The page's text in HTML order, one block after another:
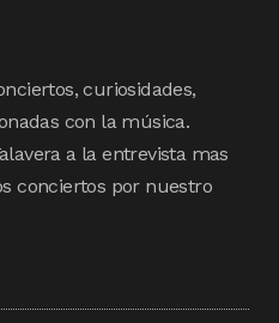
curiosidades,
con la música.
a la entrevista mas
conciertos por nuestro